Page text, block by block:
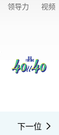
领导力 视频
下一位